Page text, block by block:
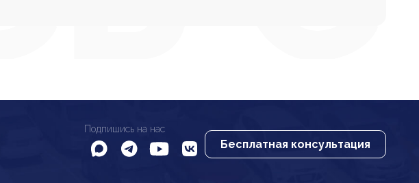
Подпишись на нас
Бесплатная консультация